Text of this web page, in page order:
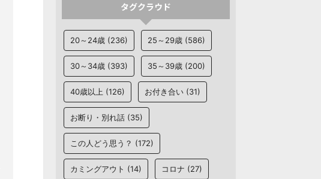
タグクラウド
20～24歳 (236) 25～29歳 (586)
30～34歳 (393) 35～39歳 (200)
40歳以上 (126) お付き合い (31)
お断り・別れ話 (35)
この人どう思う？ (172)
カミングアウト (14) コロナ (27)